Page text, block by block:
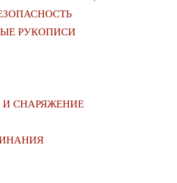
РУКОПИСИ
СНАРЯЖЕНИЕ